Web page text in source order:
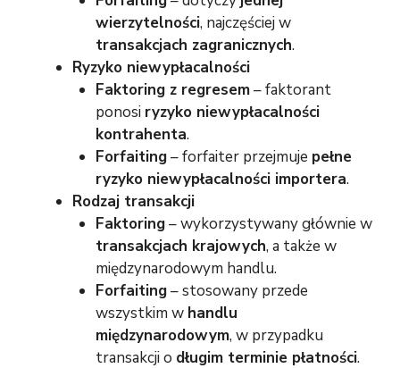
wierzytelności, najczęściej w
transakcjach zagranicznych.
Ryzyko niewypłacalności
Faktoring z regresem– faktorant
ponosi ryzyko niewypłacalności
kontrahenta.
Forfaiting– forfaiter przejmuje pełne
ryzyko niewypłacalności importera.
Rodzaj transakcji
Faktoring– wykorzystywany głównie w
transakcjach krajowych, a także w
międzynarodowym handlu.
Forfaiting– stosowany przede
wszystkim w handlu
międzynarodowym, w przypadku
transakcji o długim terminie płatności.